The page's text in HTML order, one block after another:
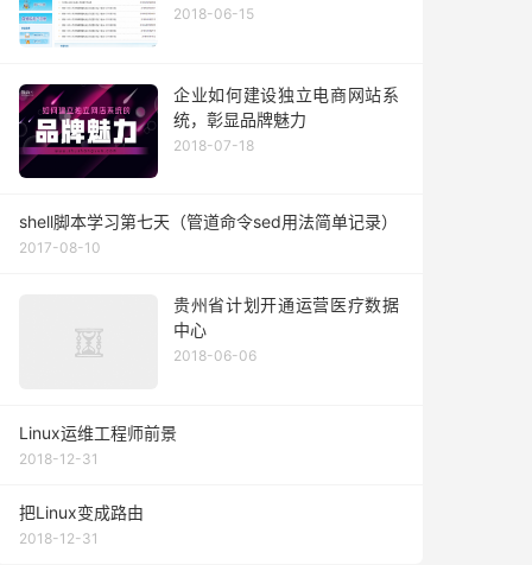
2018-06-15
企业如何建设独立电商网站系
统，彰显品牌魅力
2018-07-18
shell脚本学习第七天（管道命令sed用法简单记录）
2017-08-10
贵州省计划开通运营医疗数据
中心
2018-06-06
Linux运维工程师前景
2018-12-31
把Linux变成路由
2018-12-31